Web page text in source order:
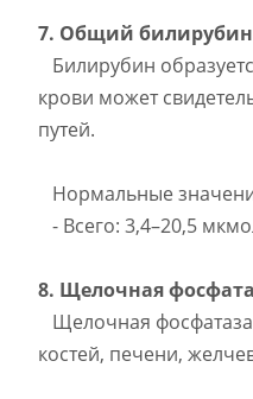
7. Общий билирубин
Билирубин
крови может
путей.
Нормальные
- Всего: 3,4–20,5
8. Щелочная
Щелочная
костей, печени,